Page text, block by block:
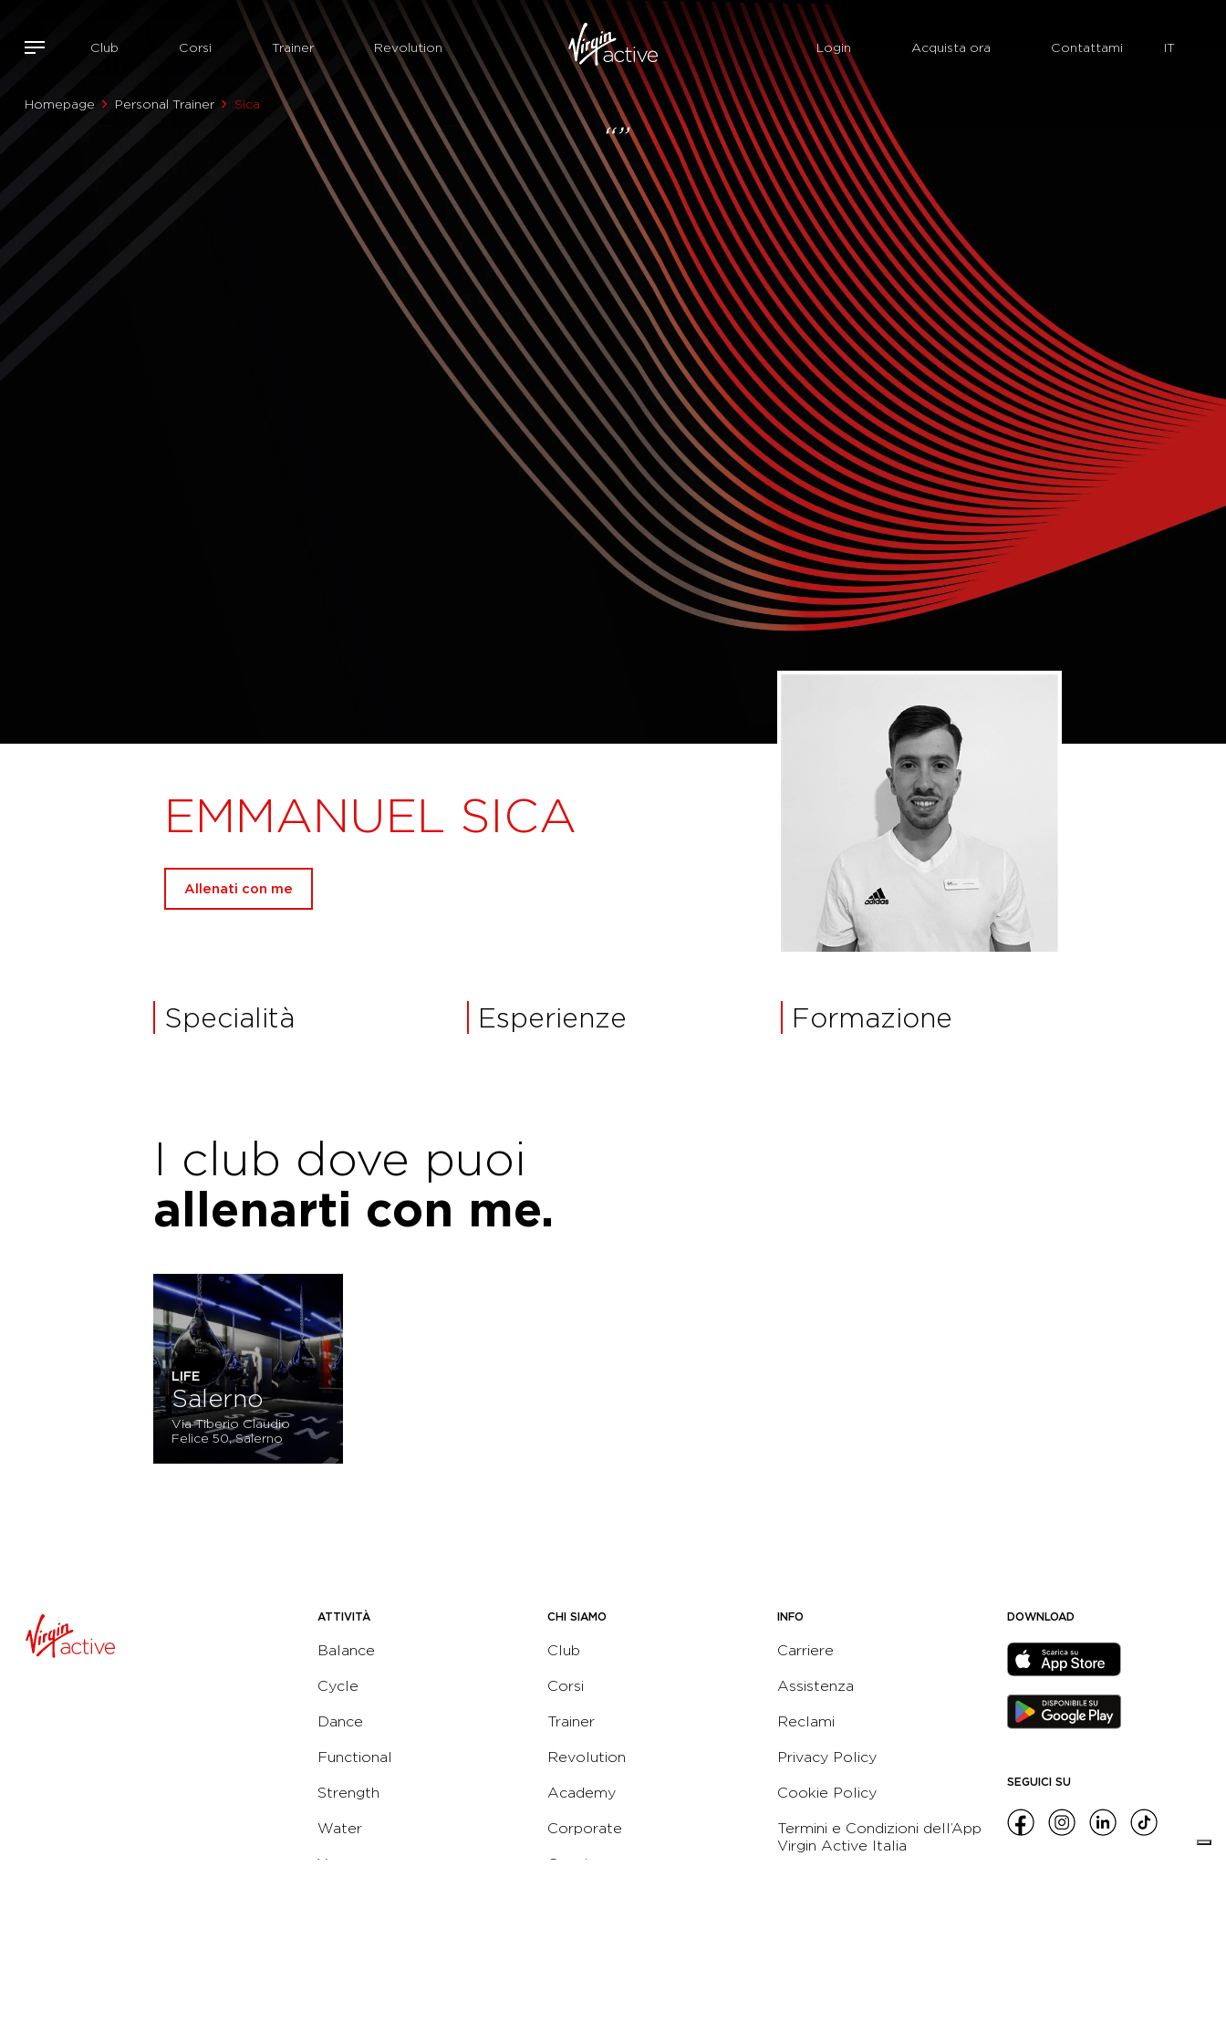
Club Corsi Trainer Revolution Login Acquista ora Contattami
Homepage Personal Trainer Sica
“”
EMMANUEL SICA
Allenati con me
Specialità Esperienze Formazione
I club dove puoi
allenarti con me.
LIFE
Salerno
Via Tiberio Claudio
Felice 50, Salerno
ATTIVITÀ
Balance
Cycle
Dance
Functional
Strength
Water
Yoga
CHI SIAMO
Club
Corsi
Trainer
Revolution
Academy
Corporate
Concierge
INFO
Carriere
Assistenza
Reclami
Privacy Policy
Cookie Policy
Termini e Condizioni dell’App
Virgin Active Italia
DOWNLOAD
SEGUICI SU